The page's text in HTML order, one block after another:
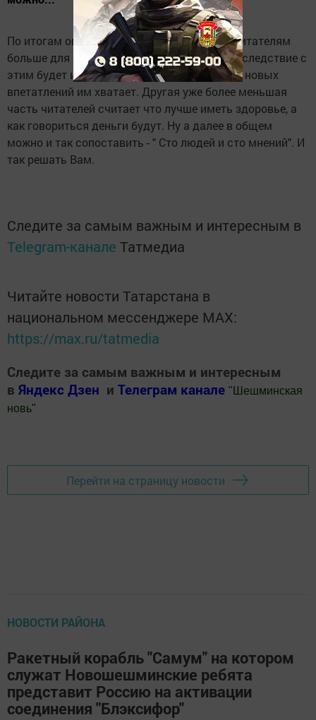
По итогам опроса получилось что многих читателям
больше для полного счастья нужно денег, вследствие с
этим будет и здоровье и любовь, а друзей и новых
впетатлений им хватает. Другая уже более меньшая
часть читателей считает что лучше иметь здоровье, а
как говориться деньги будут. Ну а далее в общем
можно и так сопоставить - " Сто людей и сто мнений". И
так решать Вам.
Следите за самым важным и интересным в
Telegram-канале Татмедиа
Читайте новости Татарстана в
национальном мессенджере MАХ:
https://max.ru/tatmedia
Следите за самым важным и интересным
в Яндекс Дзен и Телеграм канале " Шешминская
новь"
Перейти на страницу новости
НОВОСТИ РАЙОНА
Ракетный корабль "Самум" на котором
служат Новошешминские ребята
представит Россию на активации
соединения "Блэксифор"